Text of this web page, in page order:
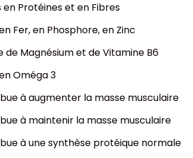
en Protéines et en Fibres
Fer, en Phosphore, en Zinc
de Magnésium et de Vitamine B6
Oméga 3
à augmenter la masse musculaire
à maintenir la masse musculaire
à une synthèse protéique normale